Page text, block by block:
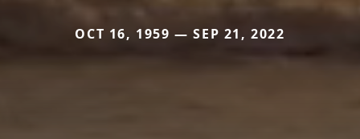
OCT 16, 1959 — SEP 21, 2022